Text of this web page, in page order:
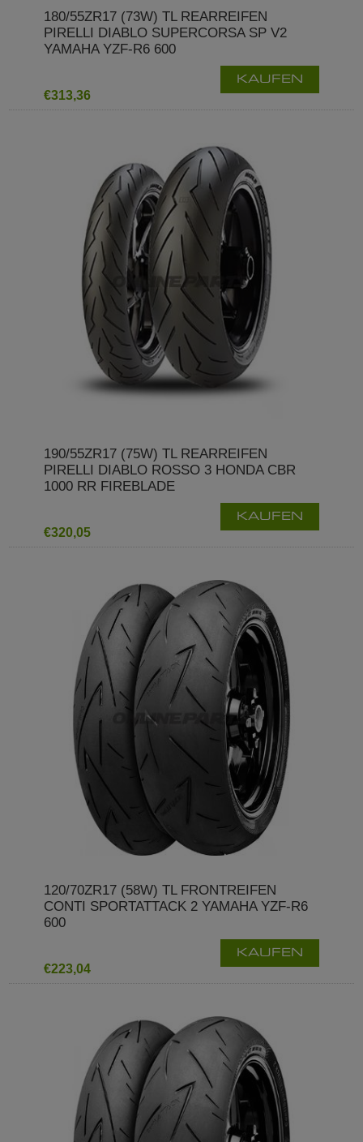
180/55ZR17 (73W) TL REARREIFEN
PIRELLI DIABLO SUPERCORSA SP V2
YAMAHA YZF-R6 600
€313,36
KAUFEN
190/55ZR17 (75W) TL REARREIFEN
PIRELLI DIABLO ROSSO 3 HONDA CBR
1000 RR FIREBLADE
€320,05
KAUFEN
120/70ZR17 (58W) TL FRONTREIFEN
CONTI SPORTATTACK 2 YAMAHA YZF-R6
600
€223,04
KAUFEN